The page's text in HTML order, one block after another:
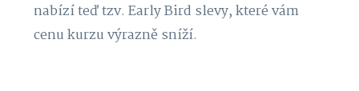
nabízí teď tzv. Early Bird slevy, které vám
cenu kurzu výrazně sníží.